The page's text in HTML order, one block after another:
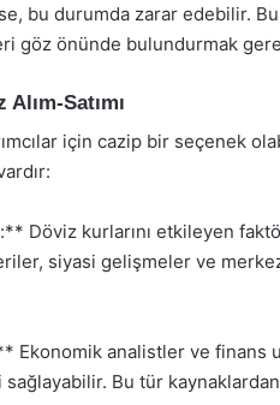
bu durumda zarar edebilir.
göz önünde bulundurmak
Alım-Satımı
için cazip bir seçenek
Döviz kurlarını etkileyen
siyasi gelişmeler ve
Ekonomik analistler ve finans
Bu tür